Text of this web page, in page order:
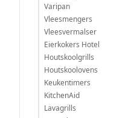
Varipan
Vleesmengers
Vleesvermalser
Eierkokers Hotel
Houtskoolgrills
Houtskoolovens
Keukentimers
KitchenAid
Lavagrills